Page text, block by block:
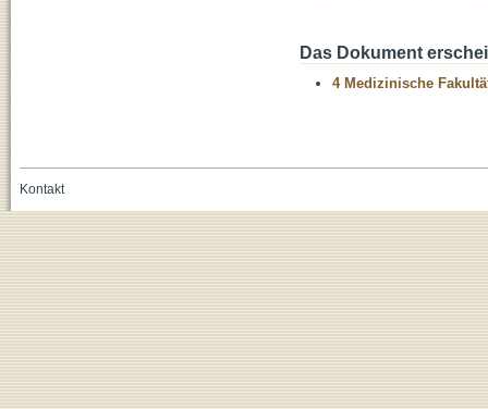
Das Dokument
4 Medizinische
Kontakt